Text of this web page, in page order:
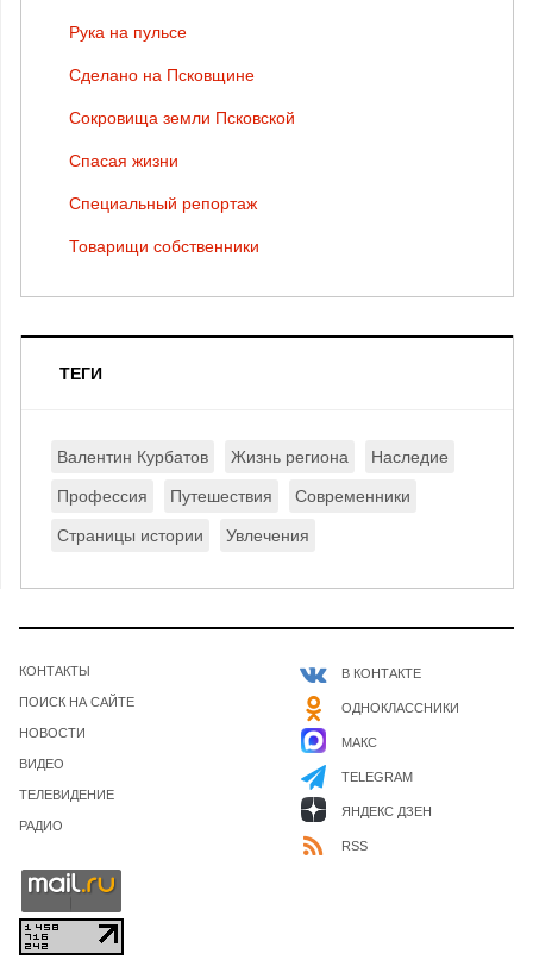
Рука на пульсе
Сделано на Псковщине
Сокровища земли Псковской
Спасая жизни
Специальный репортаж
Товарищи собственники
ТЕГИ
Валентин Курбатов Жизнь региона Наследие
Профессия Путешествия Современники
Страницы истории Увлечения
КОНТАКТЫ
ПОИСК НА САЙТЕ
НОВОСТИ
ВИДЕО
ТЕЛЕВИДЕНИЕ
РАДИО
В КОНТАКТЕ
ОДНОКЛАССНИКИ
МАКС
TELEGRAM
ЯНДЕКС ДЗЕН
RSS